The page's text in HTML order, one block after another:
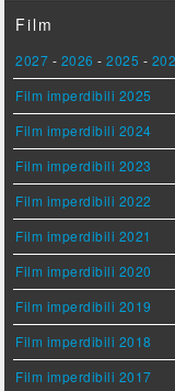
Film
2027 - 2026 -2025 -
Film imperdibili 2025
Film imperdibili 2024
Film imperdibili 2023
Film imperdibili 2022
Film imperdibili 2021
Film imperdibili 2020
Film imperdibili 2019
Film imperdibili 2018
Film imperdibili 2017